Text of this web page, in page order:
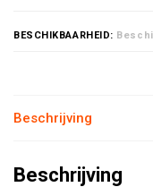
BESCHIKBAARHEID:
Beschrijving
Beschrijving